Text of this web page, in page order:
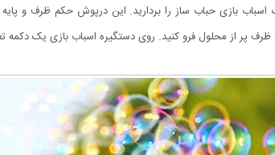
بازی حباب ساز را بردارید. این درپوش حکم ظرف و
ظرف پر از محلول فرو کنید. روی دستگیره اسباب بازی یک